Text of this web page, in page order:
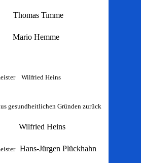
Thomas Timme
Mario Hemme
Wilfried Heins
gesundheitlichen Gründen zurück
Wilfried Heins
Hans-Jürgen Plückhahn